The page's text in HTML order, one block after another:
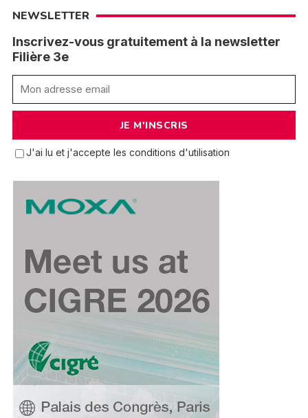
NEWSLETTER
Inscrivez-vous gratuitement à la newsletter
Filière 3e
J'ai lu et j'accepte les conditions d'utilisation